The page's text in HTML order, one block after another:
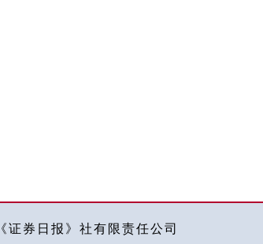
《证券日报》社有限责任公司